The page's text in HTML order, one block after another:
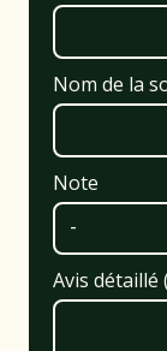
Nom de la
Note
Avis détaillé